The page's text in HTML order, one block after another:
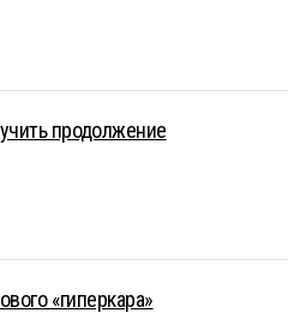
продолжение
«гиперкара»